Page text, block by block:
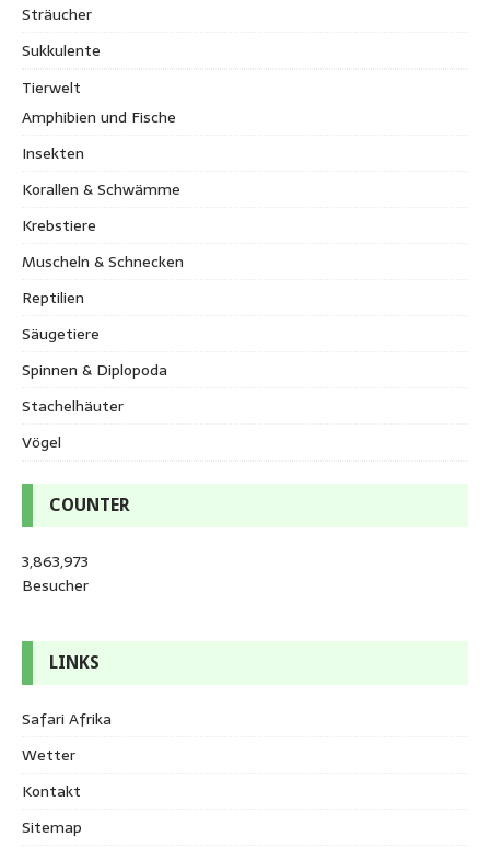
Sträucher
Sukkulente
Tierwelt
Amphibien und Fische
Insekten
Korallen & Schwämme
Krebstiere
Muscheln & Schnecken
Reptilien
Säugetiere
Spinnen & Diplopoda
Stachelhäuter
Vögel
COUNTER
3,863,973
Besucher
LINKS
Safari Afrika
Wetter
Kontakt
Sitemap